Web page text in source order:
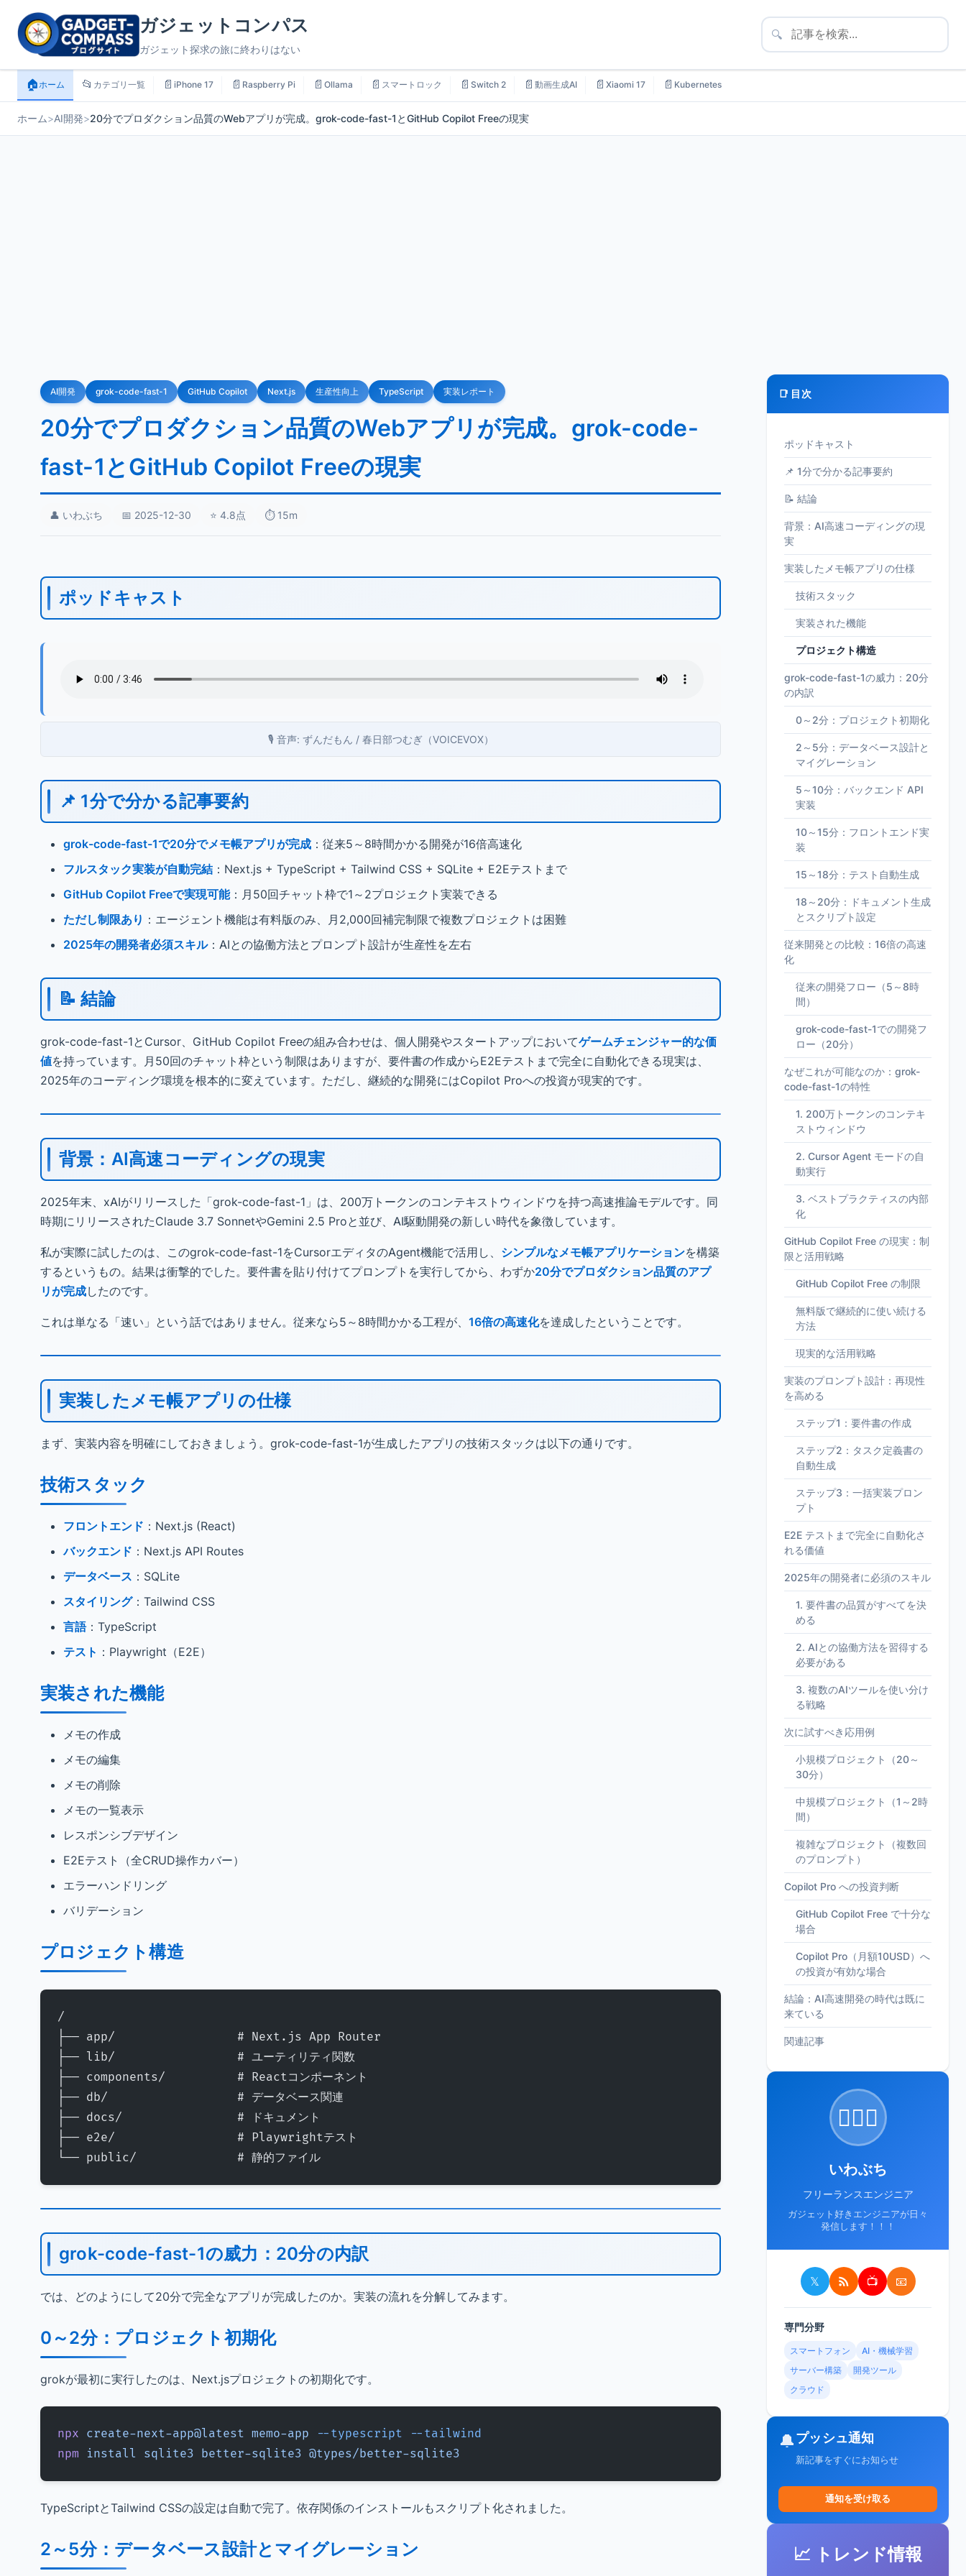
ガジェットコンパス
ガジェット探求の旅に終わりはない
🔍
🏠ホーム 📂 カテゴリ一覧 📄 iPhone 17 📄 Raspberry Pi 📄 Ollama 📄 スマートロック 📄 Switch 2 📄 動画生成AI 📄 Xiaomi 17 📄 Kubernetes
ホーム>AI開発>20分でプロダクション品質のWebアプリが完成。grok-code-fast-1とGitHub Copilot Freeの現実
AI開発 grok-code-fast-1 GitHub Copilot Next.js 生産性向上 TypeScript 実装レポート
20分でプロダクション品質のWebアプリが完成。grok-code-
fast-1とGitHub Copilot Freeの現実
👤 いわぶち 📅 2025-12-30 ⭐ 4.8点 ⏱️ 15m
ポッドキャスト
🎙️ 音声: ずんだもん / 春日部つむぎ（VOICEVOX）
📌 1分で分かる記事要約
grok-code-fast-1で20分でメモ帳アプリが完成 ：従来5～8時間かかる開発が16倍高速化
フルスタック実装が自動完結 ：Next.js + TypeScript + Tailwind CSS + SQLite + E2Eテストまで
GitHub Copilot Freeで実現可能：月50回チャット枠で1～2プロジェクト実装できる
ただし制限あり ：エージェント機能は有料版のみ、月2,000回補完制限で複数プロジェクトは困難
2025年の開発者必須スキル：AIとの協働方法とプロンプト設計が生産性を左右
📝 結論
grok-code-fast-1とCursor、GitHub Copilot Freeの組み合わせは、個人開発やスタートアップにおいてゲームチェンジャー的な価
値を持っています。月50回のチャット枠という制限はありますが、要件書の作成からE2Eテストまで完全に自動化できる現実は、
2025年のコーディング環境を根本的に変えています。ただし、継続的な開発にはCopilot Proへの投資が現実的です。
背景：AI高速コーディングの現実
2025年末、xAIがリリースした「grok-code-fast-1」は、200万トークンのコンテキストウィンドウを持つ高速推論モデルです。同
時期にリリースされたClaude 3.7 SonnetやGemini 2.5 Proと並び、AI駆動開発の新しい時代を象徴しています。
私が実際に試したのは、このgrok-code-fast-1をCursorエディタのAgent機能で活用し、 シンプルなメモ帳アプリケーションを構築
するというもの。結果は衝撃的でした。要件書を貼り付けてプロンプトを実行してから、わずか20分でプロダクション品質のアプ
リが完成したのです。
これは単なる「速い」という話ではありません。従来なら5～8時間かかる工程が、 16倍の高速化を達成したということです。
実装したメモ帳アプリの仕様
まず、実装内容を明確にしておきましょう。grok-code-fast-1が生成したアプリの技術スタックは以下の通りです。
技術スタック
フロントエンド ：Next.js (React)
バックエンド ：Next.js API Routes
データベース ：SQLite
スタイリング：Tailwind CSS
言語：TypeScript
テスト ：Playwright（E2E）
実装された機能
メモの作成
メモの編集
メモの削除
メモの一覧表示
レスポンシブデザイン
E2Eテスト（全CRUD操作カバー）
エラーハンドリング
バリデーション
プロジェクト構造
/
├── app/                 # Next.js App Router
├── lib/                 # ユーティリティ関数
├── components/          # Reactコンポーネント
├── db/                  # データベース関連
├── docs/                # ドキュメント
├── e2e/                 # Playwrightテスト
└── public/              # 静的ファイル
grok-code-fast-1の威力：20分の内訳
では、どのようにして20分で完全なアプリが完成したのか。実装の流れを分解してみます。
0～2分：プロジェクト初期化
grokが最初に実行したのは、Next.jsプロジェクトの初期化です。
npx create-next-app@latest memo-app --typescript --tailwind
npm install sqlite3 better-sqlite3 @types/better-sqlite3
TypeScriptとTailwind CSSの設定は自動で完了。依存関係のインストールもスクリプト化されました。
2～5分：データベース設計とマイグレーション
📑 目次
ポッドキャスト
📌 1分で分かる記事要約
📝 結論
背景：AI高速コーディングの現
実
実装したメモ帳アプリの仕様
技術スタック
実装された機能
プロジェクト構造
grok-code-fast-1の威力：20分
の内訳
0～2分：プロジェクト初期化
2～5分：データベース設計と
マイグレーション
5～10分：バックエンド API
実装
10～15分：フロントエンド実
装
15～18分：テスト自動生成
18～20分：ドキュメント生成
とスクリプト設定
従来開発との比較：16倍の高速
化
従来の開発フロー（5～8時
間）
grok-code-fast-1での開発フ
ロー（20分）
なぜこれが可能なのか：grok-
code-fast-1の特性
1. 200万トークンのコンテキ
ストウィンドウ
2. Cursor Agent モードの自
動実行
3. ベストプラクティスの内部
化
GitHub Copilot Free の現実：制
限と活用戦略
GitHub Copilot Free の制限
無料版で継続的に使い続ける
方法
現実的な活用戦略
実装のプロンプト設計：再現性
を高める
ステップ1：要件書の作成
ステップ2：タスク定義書の
自動生成
ステップ3：一括実装プロン
プト
E2E テストまで完全に自動化さ
れる価値
2025年の開発者に必須のスキル
1. 要件書の品質がすべてを決
める
2. AIとの協働方法を習得する
必要がある
3. 複数のAIツールを使い分け
る戦略
次に試すべき応用例
小規模プロジェクト（20～
30分）
中規模プロジェクト（1～2時
間）
複雑なプロジェクト（複数回
のプロンプト）
Copilot Pro への投資判断
GitHub Copilot Free で十分な
場合
Copilot Pro（月額10USD）へ
の投資が有効な場合
結論：AI高速開発の時代は既に
来ている
関連記事
🙋🏻‍♂️
いわぶち
フリーランスエンジニア
ガジェット好きエンジニアが日々
発信します！！！
𝕏 📺 📧
専門分野
スマートフォン
AI・機械学習
サーバー構築
開発ツール
クラウド
🔔プッシュ通知
新記事をすぐにお知らせ
通知を受け取る
📈 トレンド情報